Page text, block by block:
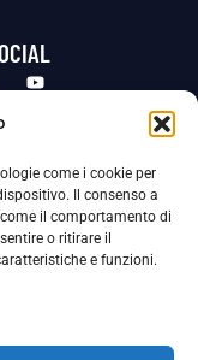
come i cookie per
Il consenso a
il comportamento di
o ritirare il
e funzioni.
specializzata che vigila sulle modalità
personali.